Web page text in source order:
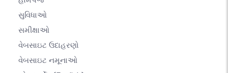
સુવિધાઓ
સમીક્ષાઓ
વેબસાઇટ ઉદાહરણો
વેબસાઇટ નમૂનાઓ